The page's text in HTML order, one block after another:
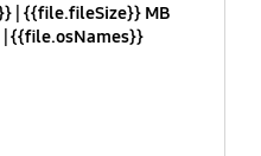
{{file.fileSize}} MB
{{file.osNames}}